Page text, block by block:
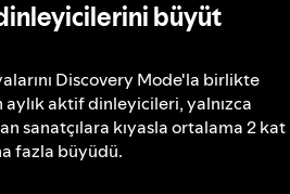
büyüt
Discovery Mode'la birlikte
aylık aktif dinleyicileri, yalnızca
sanatçılara kıyasla ortalama 2 kat
fazla büyüdü.